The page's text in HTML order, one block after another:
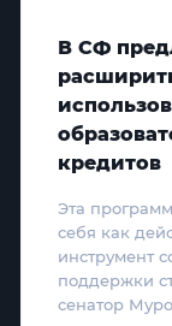
В СФ
кредитов
Эта
себя как
инструмент
поддержки
сенатор